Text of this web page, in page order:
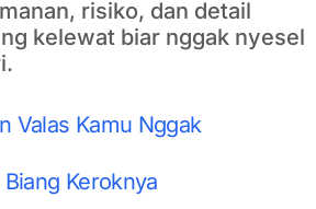
risiko, dan detail
kelewat biar nggak nyesel
Valas Kamu Nggak
Keroknya